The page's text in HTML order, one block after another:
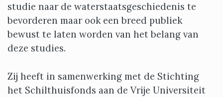
studie naar de waterstaatsgeschiedenis te
bevorderen maar ook een breed publiek
bewust te laten worden van het belang van
deze studies.
Zij heeft in samenwerking met de Stichting
het Schilthuisfonds aan de Vrije Universiteit